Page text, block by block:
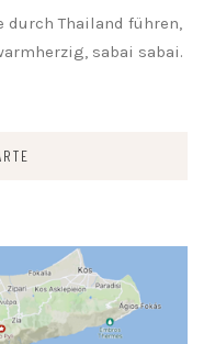
durch Thailand führen,
sabai sabai.